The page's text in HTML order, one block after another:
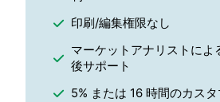
印刷/編集権限なし
マーケットアナリストによ
後サポート
5% または 16 時間のカス